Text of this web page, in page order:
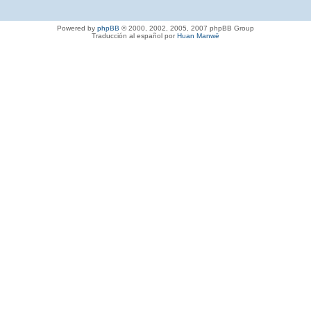
Powered by phpBB © 2000, 2002, 2005, 2007 phpBB Group
Traducción al español porHuan Manwë